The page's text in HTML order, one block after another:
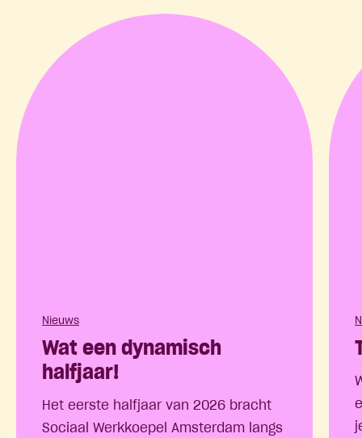
Nieuws
Wat een dynamisch
halfjaar!
Het eerste halfjaar van 2026 bracht
Sociaal Werkkoepel Amsterdam langs